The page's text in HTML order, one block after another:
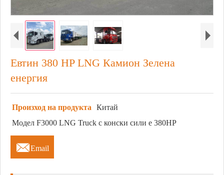
Евтин 380 HP LNG Камион Зелена
енергия
Произход на продукта
Китай
Модел F3000 LNG Truck с конски сили е 380HP
Email